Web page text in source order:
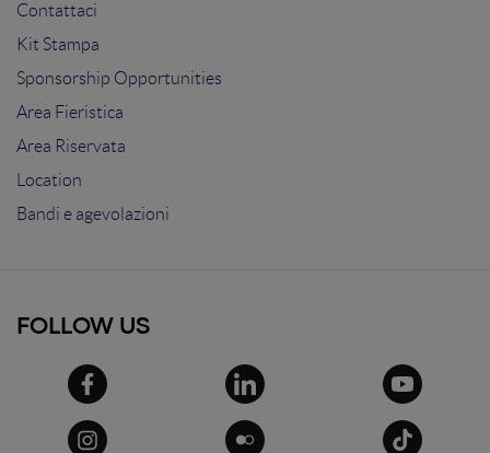
Contattaci
Kit Stampa
Sponsorship Opportunities
Area Fieristica
Area Riservata
Location
Bandi e agevolazioni
FOLLOW US